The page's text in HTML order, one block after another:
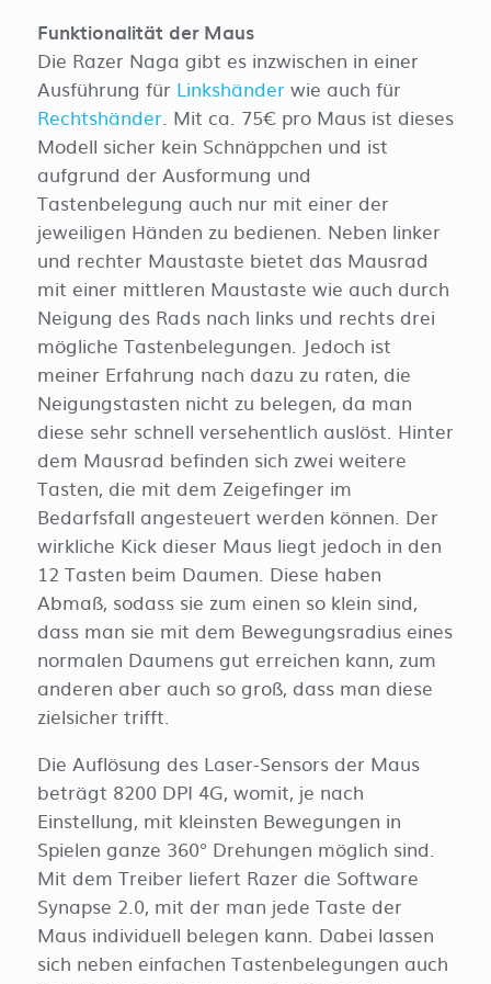
Funktionalität der Maus
Die Razer Naga gibt es inzwischen in einer
Ausführung für Linkshänder wie auch für
Rechtshänder. Mit ca. 75€ pro Maus ist dieses
Modell sicher kein Schnäppchen und ist
aufgrund der Ausformung und
Tastenbelegung auch nur mit einer der
jeweiligen Händen zu bedienen. Neben linker
und rechter Maustaste bietet das Mausrad
mit einer mittleren Maustaste wie auch durch
Neigung des Rads nach links und rechts drei
mögliche Tastenbelegungen. Jedoch ist
meiner Erfahrung nach dazu zu raten, die
Neigungstasten nicht zu belegen, da man
diese sehr schnell versehentlich auslöst. Hinter
dem Mausrad befinden sich zwei weitere
Tasten, die mit dem Zeigefinger im
Bedarfsfall angesteuert werden können. Der
wirkliche Kick dieser Maus liegt jedoch in den
12 Tasten beim Daumen. Diese haben
Abmaß, sodass sie zum einen so klein sind,
dass man sie mit dem Bewegungsradius eines
normalen Daumens gut erreichen kann, zum
anderen aber auch so groß, dass man diese
zielsicher trifft.
Die Auflösung des Laser-Sensors der Maus
beträgt 8200 DPI 4G, womit, je nach
Einstellung, mit kleinsten Bewegungen in
Spielen ganze 360° Drehungen möglich sind.
Mit dem Treiber liefert Razer die Software
Synapse 2.0, mit der man jede Taste der
Maus individuell belegen kann. Dabei lassen
sich neben einfachen Tastenbelegungen auch